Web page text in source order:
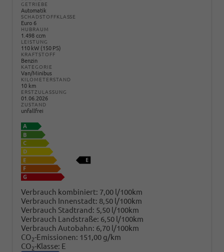
GETRIEBE
Automatik
SCHADSTOFFKLASSE
Euro 6
HUBRAUM
1.498 ccm
LEISTUNG
110 kW (150 PS)
KRAFTSTOFF
Benzin
KATEGORIE
Van/Minibus
KILOMETERSTAND
10 km
ERSTZULASSUNG
01.06.2026
ZUSTAND
unfallfrei
Verbrauch kombiniert: 7,00 l/100km
Verbrauch Innenstadt: 8,50 l/100km
Verbrauch Stadtrand: 5,50 l/100km
Verbrauch Landstraße: 6,50 l/100km
Verbrauch Autobahn: 6,70 l/100km
CO2-Emissionen: 151,00 g/km
CO2-Klasse: E